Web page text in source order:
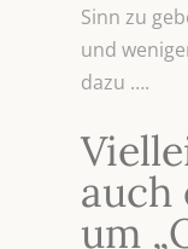
Sinn zu
und
dazu ….
auch
um